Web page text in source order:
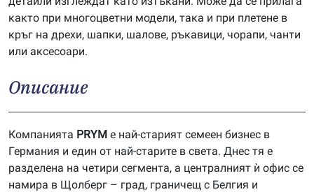
както при многоцветни модели, така и при плетене в
кръг на дрехи, шапки, шалове, ръкавици, чорапи, чанти
или аксесоари.
Описание
Компанията PRYM е най-старият семеен бизнес в
Германия и един от най-старите в света. Днес тя е
разделена на четири сегмента, а централният ѝ офис се
намира в Щолберг – град, граничещ с Белгия и